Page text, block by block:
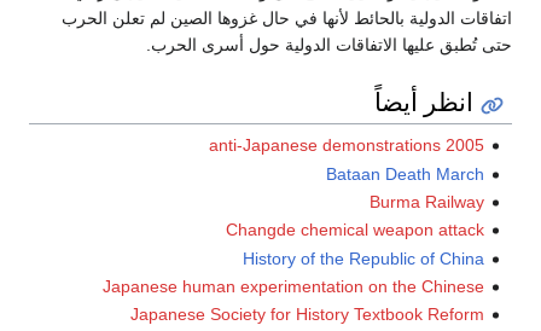
اتفاقات الدولية بالحائط لأنها في حال غزوها الصين لم تعلن الحرب
حتى تُطبق عليها الاتفاقات الدولية حول أسرى الحرب.
انظر أيضاً
2005 anti-Japanese demonstrations
Bataan Death March
Burma Railway
Changde chemical weapon attack
History of the Republic of China
Japanese human experimentation on the Chinese
Japanese Society for History Textbook Reform